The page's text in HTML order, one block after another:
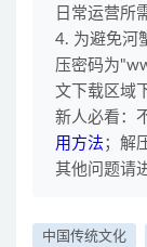
日常运营所
4. 为避免河
压密码为
文下载区域
新人必看：
用方法 ；解
其他问题请
中国传统文化